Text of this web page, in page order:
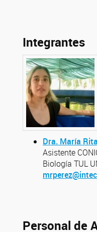
Integrantes
Dra. María
Asistente
Biología TUL
Personal de